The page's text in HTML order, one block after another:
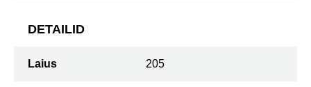
DETAILID
Laius 205